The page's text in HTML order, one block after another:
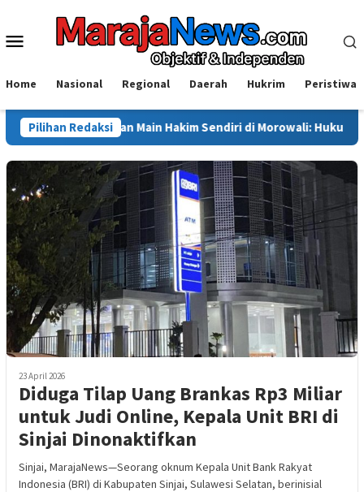
konten
Menu
Home Nasional Regional Daerah Hukrim Peristiwa
Pilihan Redaksi
Main Hakim Sendiri di Morowali: Hukum Harus Berdiri di
23 April 2026
Diduga Tilap Uang Brankas Rp3 Miliar
untuk Judi Online, Kepala Unit BRI di
Sinjai Dinonaktifkan
Sinjai, MarajaNews—Seorang oknum Kepala Unit Bank Rakyat
Indonesia (BRI) di Kabupaten Sinjai, Sulawesi Selatan, berinisial